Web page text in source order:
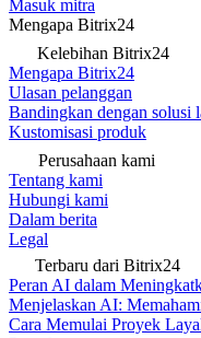
Masuk mitra
Mengapa Bitrix24
Kelebihan Bitrix24
Mengapa Bitrix24
Ulasan pelanggan
Bandingkan dengan solusi
Kustomisasi produk
Perusahaan kami
Tentang kami
Hubungi kami
Dalam berita
Legal
Terbaru dari Bitrix24
Peran AI dalam
Menjelaskan AI:
Cara Memulai Proyek